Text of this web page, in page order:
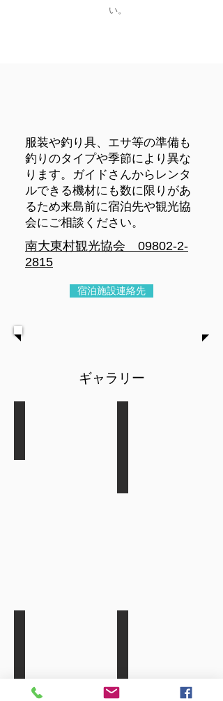
い。
服装や釣り具、エサ等の準備も
釣りのタイプや季節により異な
ります。ガイドさんからレンタ
ルできる機材にも数に限りがあ
るため来島前に宿泊先や観光協
会にご相談ください。
南大東村観光協会 09802-2-
2815
宿泊施設連絡先
​ギャラリー